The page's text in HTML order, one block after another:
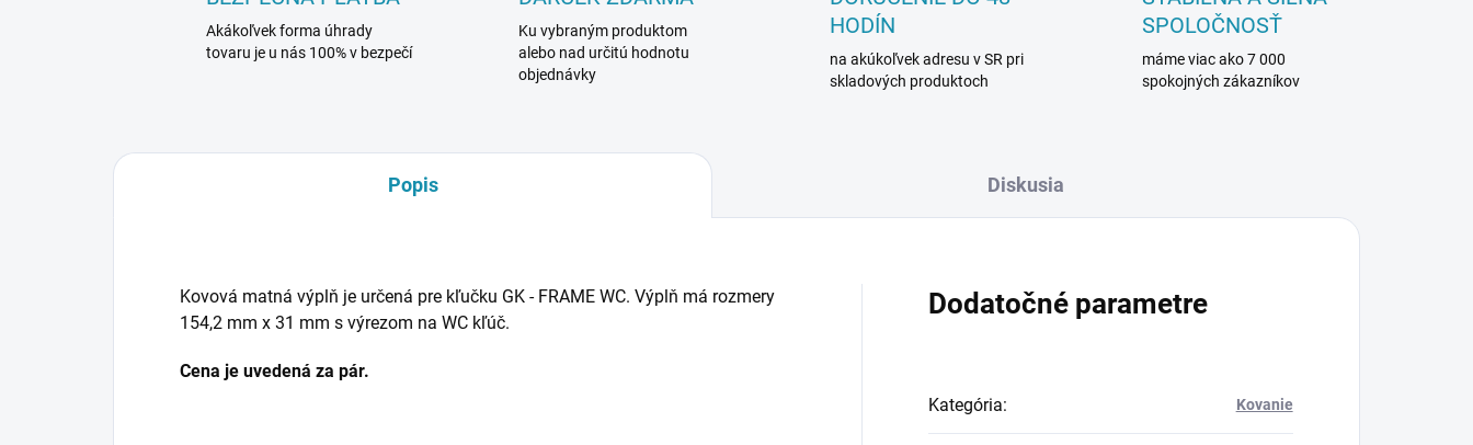
Akákoľvek forma úhrady
tovaru je u nás 100% v bezpečí
Ku vybraným produktom
alebo nad určitú hodnotu
objednávky
HODÍN
na akúkoľvek adresu v SR pri
skladových produktoch
SPOLOČNOSŤ
máme viac ako 7 000
spokojných zákazníkov
Popis Diskusia
Kovová matná výplň je určená pre kľučku GK - FRAME WC. Výplň má rozmery
154,2 mm x 31 mm s výrezom na WC kľúč.
Cena je uvedená za pár.
Dodatočné parametre
Kategória: Kovanie